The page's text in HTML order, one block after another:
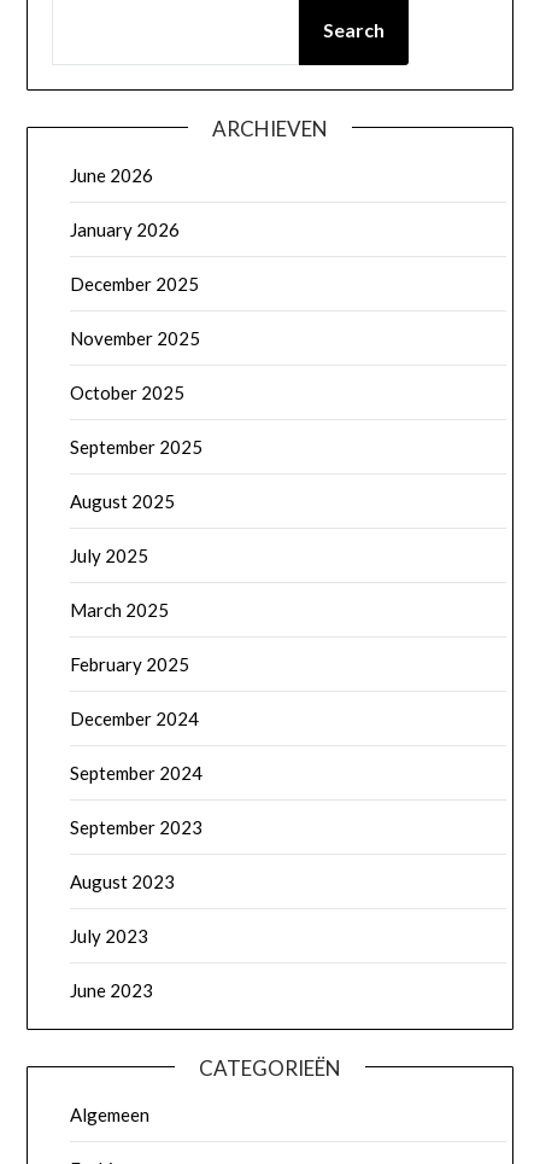
Search
ARCHIEVEN
June 2026
January 2026
December 2025
November 2025
October 2025
September 2025
August 2025
July 2025
March 2025
February 2025
December 2024
September 2024
September 2023
August 2023
July 2023
June 2023
CATEGORIEËN
Algemeen